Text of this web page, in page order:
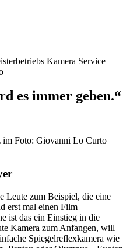
es immer geben.“
Leute zum Beispiel, die eine
erst mal einen Film
ist das ein Einstieg in die
Kamera zum Anfangen, will
Spiegelreflexkamera wie